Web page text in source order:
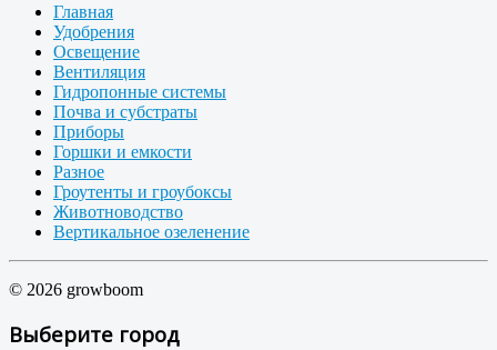
Главная
Удобрения
Освещение
Вентиляция
Гидропонные системы
Почва и субстраты
Приборы
Горшки и емкости
Разное
Гроутенты и гроубоксы
Животноводство
Вертикальное озеленение
© 2026 growboom
Выберите город